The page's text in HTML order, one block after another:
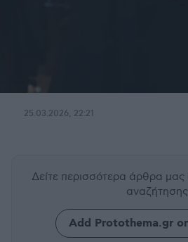
25.03.2026, 22:21
Δείτε περισσότερα άρθρα μας
αναζήτησης
Add Protothema.gr